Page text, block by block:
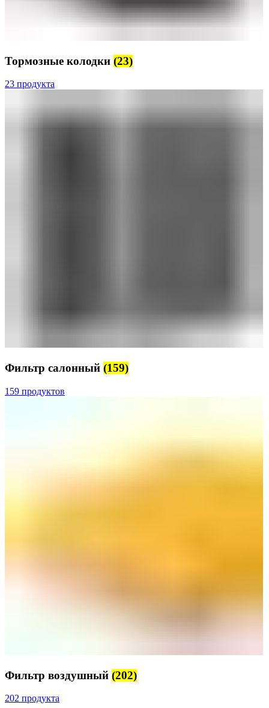
Тормозные колодки (23)
23 продукта
Фильтр салонный (159)
159 продуктов
Фильтр воздушный (202)
202 продукта